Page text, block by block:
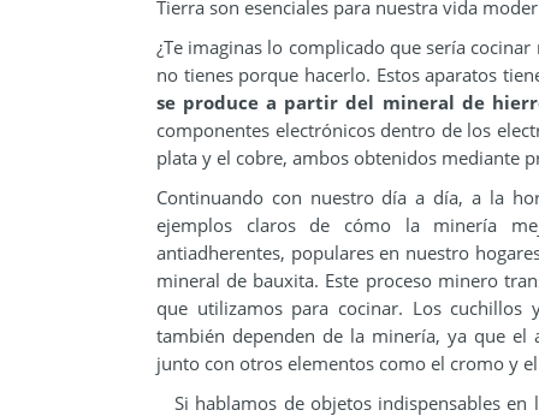
Tierra son esenciales para nuestra vida
¿Te imaginas lo complicado que sería
no tienes porque hacerlo. Estos aparatos
se produce a partir del mineral de
componentes electrónicos dentro de los
plata y el cobre, ambos obtenidos mediante
Continuando con nuestro día a día, a la
ejemplos claros de cómo la minería
antiadherentes, populares en nuestro
mineral de bauxita. Este proceso minero
que utilizamos para cocinar. Los
también dependen de la minería, ya que
junto con otros elementos como el cromo y
Si hablamos de objetos indispensables